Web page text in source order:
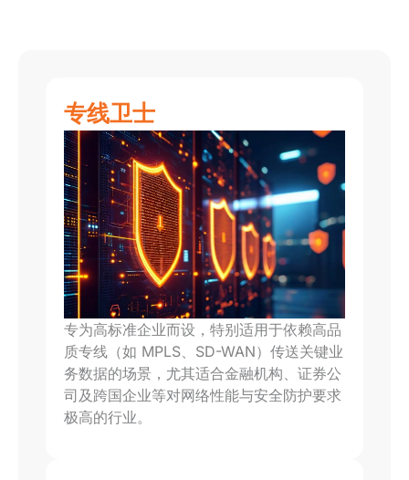
专线卫士
专为高标准企业而设，特别适用于依赖高品
质专线（如 MPLS、SD-WAN）传送关键业
务数据的场景，尤其适合金融机构、证券公
司及跨国企业等对网络性能与安全防护要求
极高的行业。